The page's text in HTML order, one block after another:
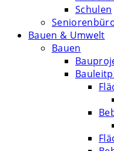
Schulen
Seniorenbüro
Bauen & Umwelt
Bauen